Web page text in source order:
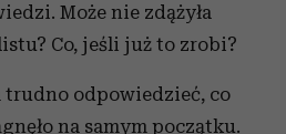
Może nie zdążyła
Co, jeśli już to zrobi?
trudno odpowiedzieć, co
na samym początku.